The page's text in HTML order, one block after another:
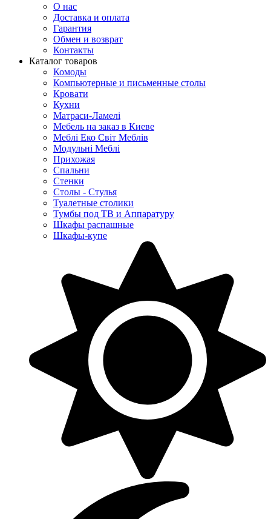
О нас
Доставка и оплата
Гарантия
Обмен и возврат
Контакты
Каталог товаров
Комоды
Компьютерные и письменные столы
Кровати
Кухни
Матраси-Ламелі
Мебель на заказ в Киеве
Меблі Еко Світ Меблів
Модульні Меблі
Прихожая
Спальни
Стенки
Столы - Стулья
Туалетные столики
Тумбы под ТВ и Аппаратуру
Шкафы распашные
Шкафы-купе